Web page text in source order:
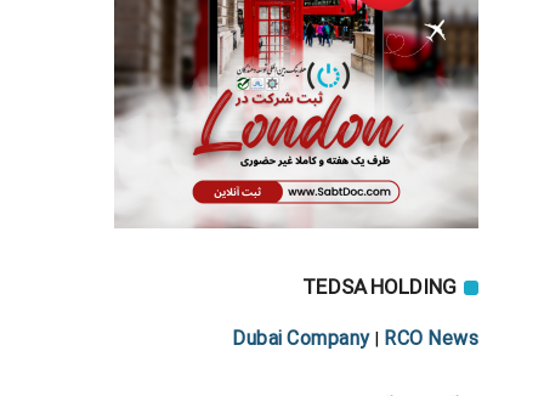
TEDSA HOLDING
Dubai Company| RCO News